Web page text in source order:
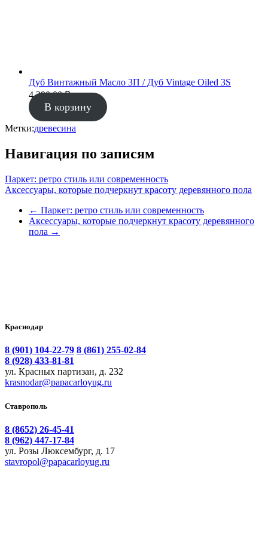
Дуб Винтажный Масло 3П / Дуб Vintage Oiled 3S
4 290.00₽
В корзину
Метки:древесина
Навигация по записям
Паркет: ретро стиль или современность
Аксессуары, которые подчеркнут красоту деревянного пола
← Паркет: ретро стиль или современность
Аксессуары, которые подчеркнут красоту деревянного
пола →
Краснодар
8 (901) 104-22-79 8 (861) 255-02-84
8 (928) 433-81-81
ул. Красных партизан, д. 232
krasnodar@papacarloyug.ru
Ставрополь
8 (8652) 26-45-41
8 (962) 447-17-84
ул. Розы Люксембург, д. 17
stavropol@papacarloyug.ru